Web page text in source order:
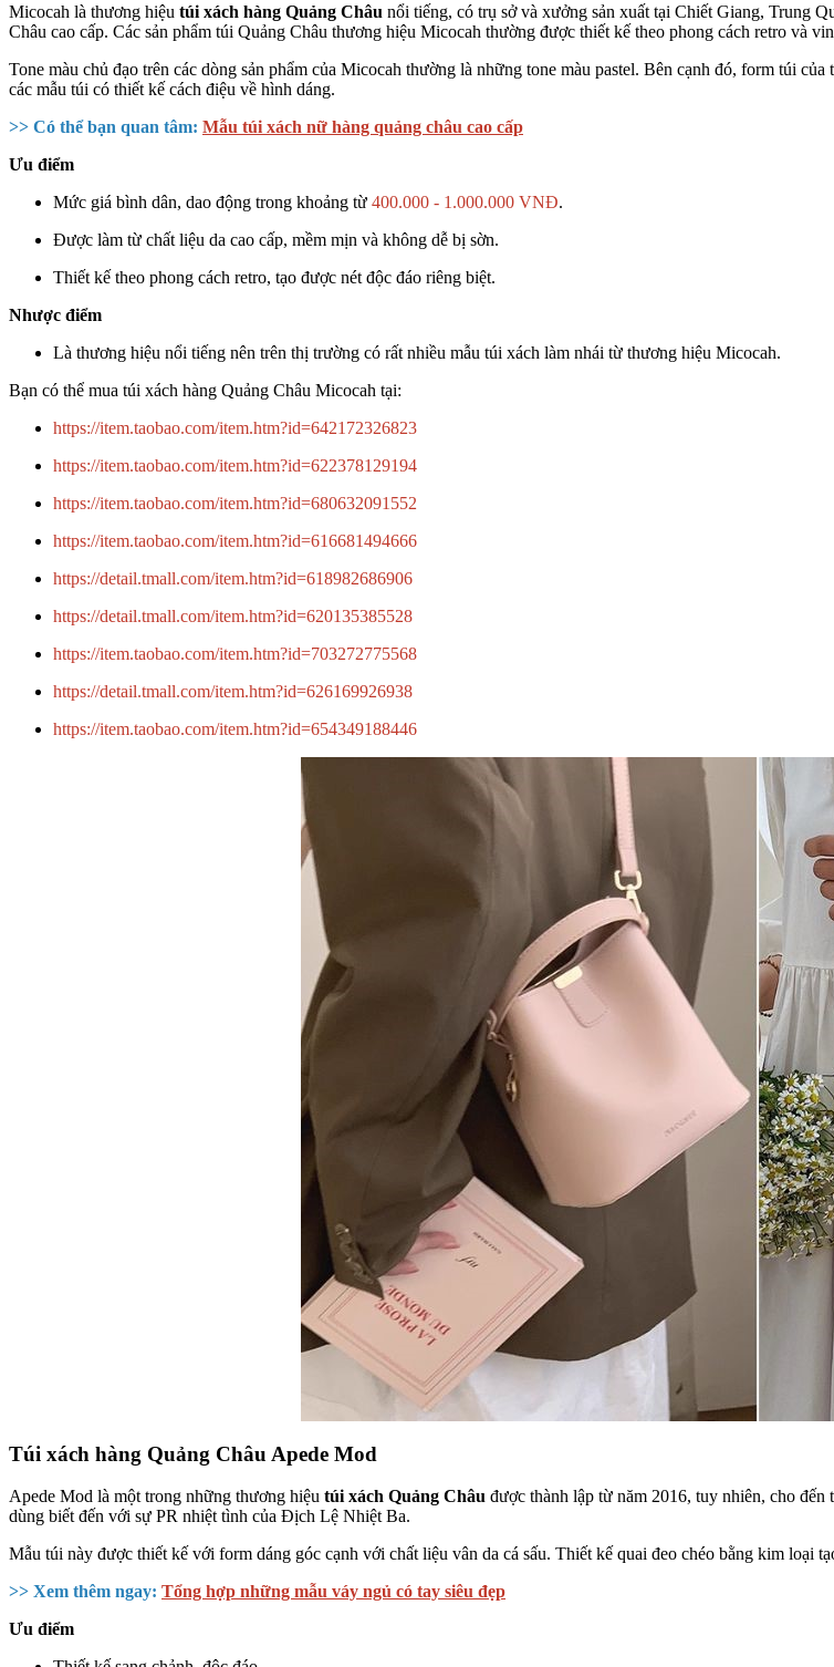
Micocah là thương hiệu túi xách hàng Quảng Châu nổi tiếng, có trụ sở và xưởng sản xuất tại Chiết Giang, Trung
Châu cao cấp. Các sản phẩm túi Quảng Châu thương hiệu Micocah thường được thiết kế theo phong cách retro và
Tone màu chủ đạo trên các dòng sản phẩm của Micocah thường là những tone màu pastel. Bên cạnh đó, form túi
các mẫu túi có thiết kế cách điệu về hình dáng.
>> Có thể bạn quan tâm: Mẫu túi xách nữ hàng quảng châu cao cấp
Ưu điểm
Mức giá bình dân, dao động trong khoảng từ 400.000 - 1.000.000 VNĐ.
Được làm từ chất liệu da cao cấp, mềm mịn và không dễ bị sờn.
Thiết kế theo phong cách retro, tạo được nét độc đáo riêng biệt.
Nhược điểm
Là thương hiệu nổi tiếng nên trên thị trường có rất nhiều mẫu túi xách làm nhái từ thương hiệu Micocah.
Bạn có thể mua túi xách hàng Quảng Châu Micocah tại:
https://item.taobao.com/item.htm?id=642172326823
https://item.taobao.com/item.htm?id=622378129194
https://item.taobao.com/item.htm?id=680632091552
https://item.taobao.com/item.htm?id=616681494666
https://detail.tmall.com/item.htm?id=618982686906
https://detail.tmall.com/item.htm?id=620135385528
https://item.taobao.com/item.htm?id=703272775568
https://detail.tmall.com/item.htm?id=626169926938
https://item.taobao.com/item.htm?id=654349188446
Túi xách hàng Quảng Châu Apede Mod
Apede Mod là một trong những thương hiệu túi xách Quảng Châu được thành lập từ năm 2016, tuy nhiên, cho
dùng biết đến với sự PR nhiệt tình của Địch Lệ Nhiệt Ba.
Mẫu túi này được thiết kế với form dáng góc cạnh với chất liệu vân da cá sấu. Thiết kế quai đeo chéo bằng kim loại
>> Xem thêm ngay: Tổng hợp những mẫu váy ngủ có tay siêu đẹp
Ưu điểm